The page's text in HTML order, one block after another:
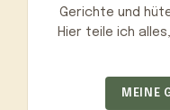
Gerichte und
Hier teile ich
MEINE